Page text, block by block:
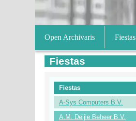
Open Archivaris Fiestas
Fiestas
Fiestas
A-Sys Computers B.V.
A.M. Deijle Beheer B.V.